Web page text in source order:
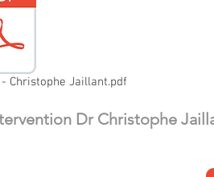
Dr Christophe
Christophe Jaillant.pdf